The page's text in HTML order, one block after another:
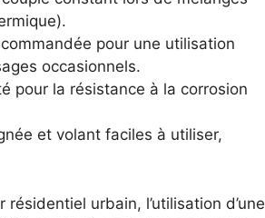
pour une utilisation
occasionnels.
pour la résistance à la corrosion
et volant faciles à utiliser,
urbain, l’utilisation d’une